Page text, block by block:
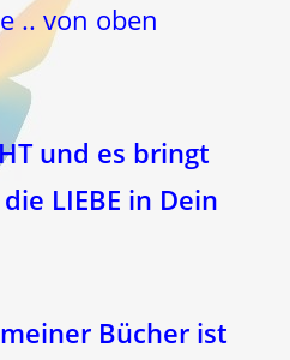
.. von oben
und es bringt
LIEBE in Dein
Bücher ist